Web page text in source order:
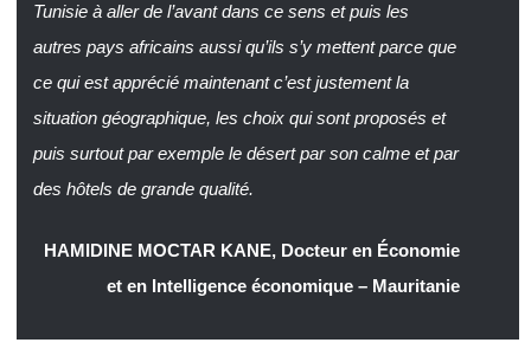
Tunisie à aller de l’avant dans ce sens et puis les
autres pays africains aussi qu’ils s’y mettent parce que
ce qui est apprécié maintenant c’est justement la
situation géographique, les choix qui sont proposés et
puis surtout par exemple le désert par son calme et par
des hôtels de grande qualité.
HAMIDINE MOCTAR KANE, Docteur en Économie
et en Intelligence économique – Mauritanie